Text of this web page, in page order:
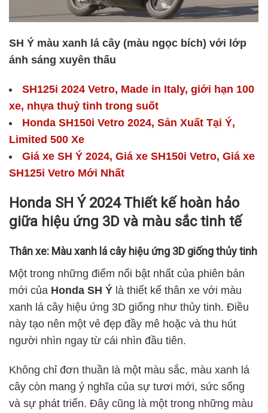
SH Ý màu xanh lá cây (màu ngọc bích) với lớp
ánh sáng xuyên thấu
SH125i 2024 Vetro, Made in Italy, giới hạn 100
xe, nhựa thuỷ tinh trong suốt
Honda SH150i Vetro 2024, Sản Xuất Tại Ý,
Limited 500 Xe
Giá xe SH Ý 2024, Giá xe SH150i Vetro, Giá xe
SH125i Vetro Mới Nhất
Honda SH Ý 2024 Thiết kế hoàn hảo
giữa hiệu ứng 3D và màu sắc tinh tế
Thân xe: Màu xanh lá cây hiệu ứng 3D giống thủy tinh
Một trong những điểm nổi bật nhất của phiên bản
mới của Honda SH Ý là thiết kế thân xe với màu
xanh lá cây hiệu ứng 3D giống như thủy tinh. Điều
này tạo nên một vẻ đẹp đầy mê hoặc và thu hút
người nhìn ngay từ cái nhìn đầu tiên.
Không chỉ đơn thuần là một màu sắc, màu xanh lá
cây còn mang ý nghĩa của sự tươi mới, sức sống
và sự phát triển. Đây cũng là một trong những màu